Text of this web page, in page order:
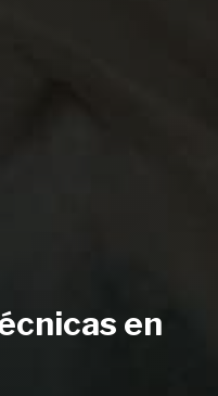
en